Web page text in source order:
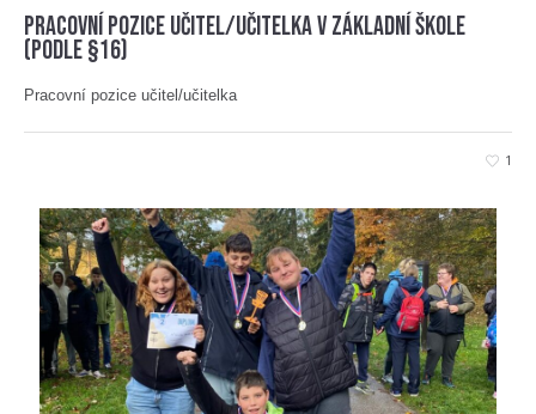
Pracovní pozice učitel/učitelka v základní škole
(podle §16)
Pracovní pozice učitel/učitelka
1